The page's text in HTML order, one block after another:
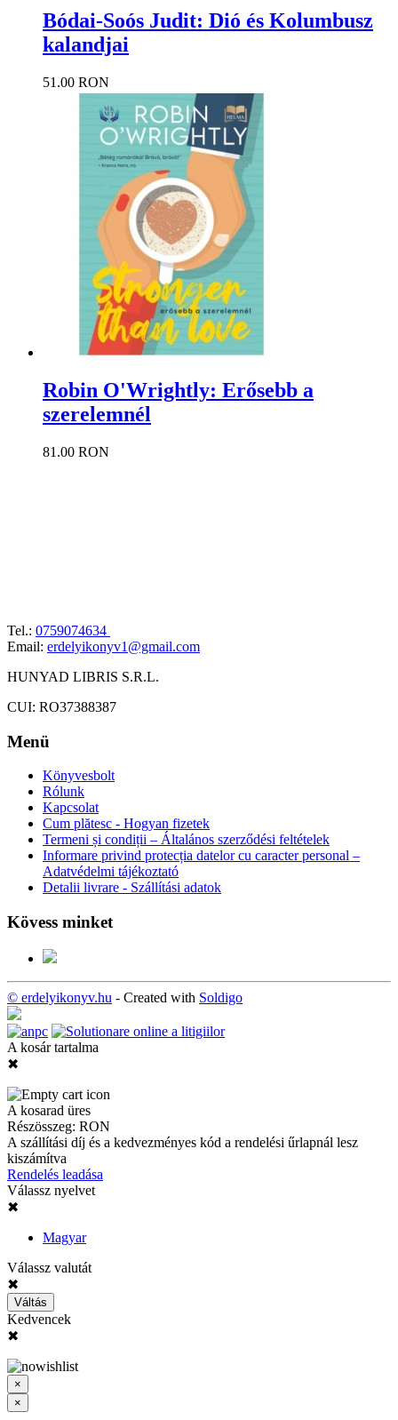
Bódai-Soós Judit: Dió és Kolumbusz
kalandjai
51.00 RON
Robin O'Wrightly: Erősebb a
szerelemnél
81.00 RON
Tel.: 0759074634
Email: erdelyikonyv1@gmail.com
HUNYAD LIBRIS S.R.L.
CUI: RO37388387
Menü
Könyvesbolt
Rólunk
Kapcsolat
Cum plătesc - Hogyan fizetek
Termeni și condiții – Általános szerződési feltételek
Informare privind protecția datelor cu caracter personal –
Adatvédelmi tájékoztató
Detalii livrare - Szállítási adatok
Kövess minket
© erdelyikonyv.hu - Created with Soldigo
A kosár tartalma
✖
A kosarad üres
Részösszeg: RON
A szállítási díj és a kedvezményes kód a rendelési űrlapnál lesz
kiszámítva
Rendelés leadása
Válassz nyelvet
✖
Magyar
Válassz valutát
✖
Váltás
Kedvencek
✖
×
×